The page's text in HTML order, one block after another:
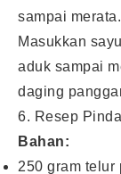
sampai merata.
Masukkan
aduk sampai
daging
6. Resep
Bahan:
250 gram telur